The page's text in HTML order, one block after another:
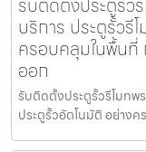
บริการ ประตูรั้วรี
ครอบคลุมในพื้นที่
ออก
รับติดตั้งประตูรั้วรีโมทพ
ประตูรั้วอัตโนมัติ อย่าง